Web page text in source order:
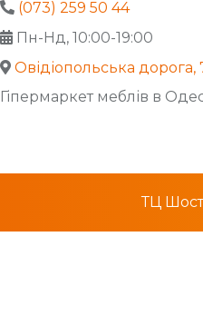
(073) 259 50 44
Пн-Нд, 10:00-19:00
Овідіопольська дорога,
Гіпермаркет меблів в
ТЦ